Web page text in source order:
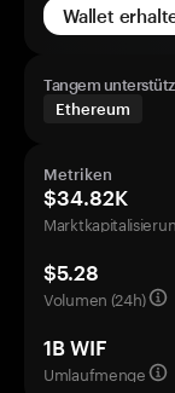
Wallet
Tangem
Ethereum
Metriken
$34.82K
$5.28
Volumen (24h)
1B WIF
Umlaufmenge